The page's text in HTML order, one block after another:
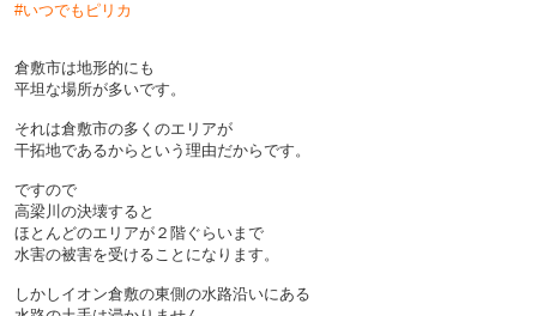
#いつでもピリカ
倉敷市は地形的にも
平坦な場所が多いです。
それは倉敷市の多くのエリアが
干拓地であるからという理由だからです。
ですので
高梁川の決壊すると
ほとんどのエリアが２階ぐらいまで
水害の被害を受けることになります。
しかしイオン倉敷の東側の水路沿いにある